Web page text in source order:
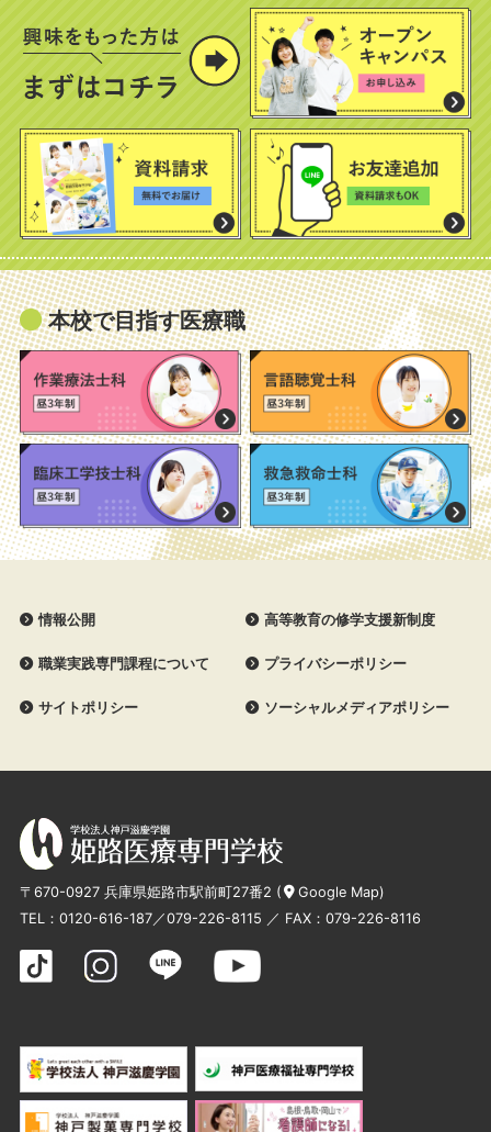
本校で目指す医療職
情報公開 高等教育の修学支援新制度
職業実践専門課程について プライバシーポリシー
サイトポリシー ソーシャルメディアポリシー
〒670-0927 兵庫県姫路市駅前町27番2 ( Google Map)
TEL： 0120-616-187／079-226-8115 ／ FAX：079-226-8116